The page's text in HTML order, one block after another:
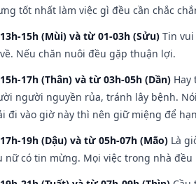
tốt nhất làm việc gì đều cần chắc
15h (Mùi) và từ 01-03h (Sửu) Tin
Nếu chăn nuôi đều gặp thuận lợi.
17h (Thân) và từ 03h-05h (Dần) Hay
người nguyền rủa, tránh lây bệnh.
đi vào giờ này thì nên giữ miệng để
19h (Dậu) và từ 05h-07h (Mão) Là
nữ có tin mừng. Mọi việc trong nhà